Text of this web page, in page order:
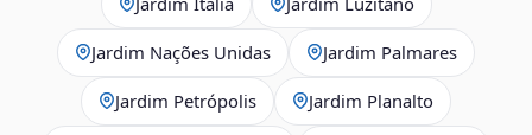
Jardim Nações Unidas Jardim Palmares
Jardim Petrópolis Jardim Planalto